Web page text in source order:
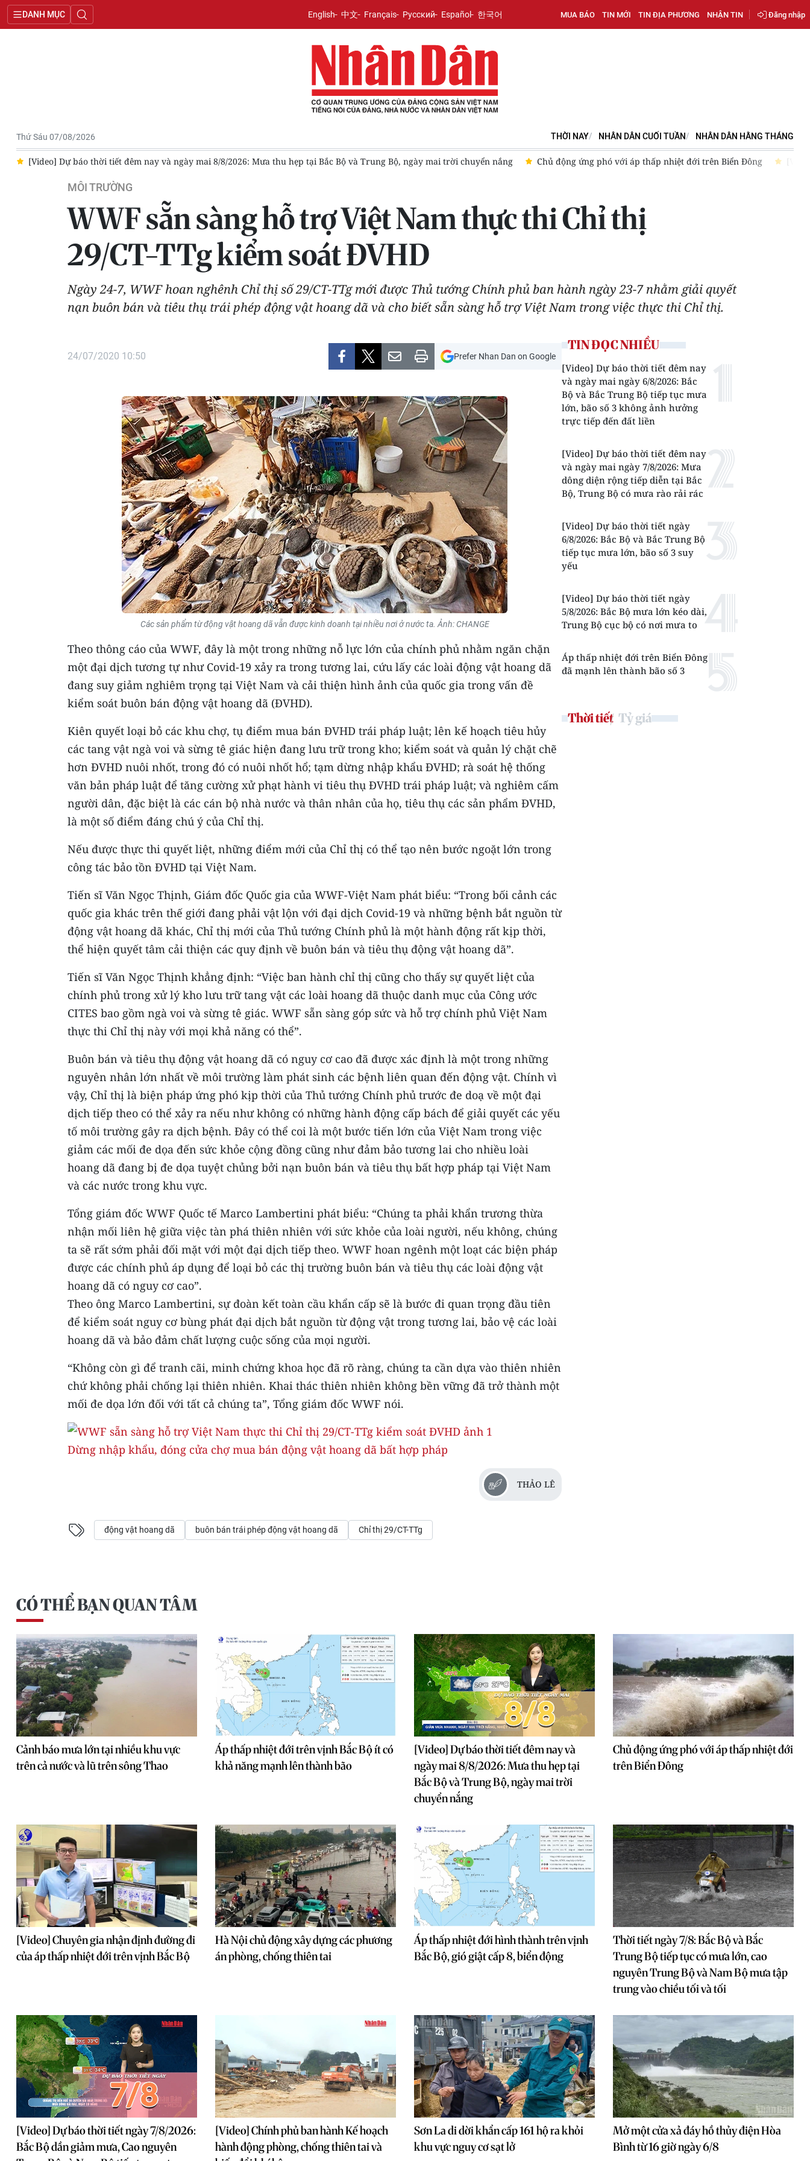
DANH MỤC English 中文 Français Русский Español 한국어 MUA BÁO TIN MỚI TIN ĐỊA PHƯƠNG NHẬN TIN Đăng nhập
Thứ Sáu 07/08/2026 THỜI NAY NHÂN DÂN CUỐI TUẦN NHÂN DÂN HẰNG THÁNG
Bộ, ngày mai trời chuyển nắng Chủ động ứng phó với áp thấp nhiệt đới trên Biển Đông [Video] Chuyên gia nhận định đường đi của áp thấp nhiệt đới trên vịnh Bắc Bộ Cảnh báo
MÔI TRƯỜNG
WWF sẵn sàng hỗ trợ Việt Nam thực thi Chỉ thị
29/CT-TTg kiểm soát ĐVHD
Ngày 24-7, WWF hoan nghênh Chỉ thị số 29/CT-TTg mới được Thủ tướng Chính phủ ban hành ngày 23-7 nhằm giải quyết
nạn buôn bán và tiêu thụ trái phép động vật hoang dã và cho biết sẵn sàng hỗ trợ Việt Nam trong việc thực thi Chỉ thị.
24/07/2020 10:50 Prefer Nhan Dan on Google
Các sản phẩm từ động vật hoang dã vẫn được kinh doanh tại nhiều nơi ở nước ta. Ảnh: CHANGE
Theo thông cáo của WWF, đây là một trong những nỗ lực lớn của chính phủ nhằm ngăn chặn
một đại dịch tương tự như Covid-19 xảy ra trong tương lai, cứu lấy các loài động vật hoang dã
đang suy giảm nghiêm trọng tại Việt Nam và cải thiện hình ảnh của quốc gia trong vấn đề
kiểm soát buôn bán động vật hoang dã (ĐVHD).
Kiên quyết loại bỏ các khu chợ, tụ điểm mua bán ĐVHD trái pháp luật; lên kế hoạch tiêu hủy
các tang vật ngà voi và sừng tê giác hiện đang lưu trữ trong kho; kiểm soát và quản lý chặt chẽ
hơn ĐVHD nuôi nhốt, trong đó có nuôi nhốt hổ; tạm dừng nhập khẩu ĐVHD; rà soát hệ thống
văn bản pháp luật để tăng cường xử phạt hành vi tiêu thụ ĐVHD trái pháp luật; và nghiêm cấm
người dân, đặc biệt là các cán bộ nhà nước và thân nhân của họ, tiêu thụ các sản phẩm ĐVHD,
là một số điểm đáng chú ý của Chỉ thị.
Nếu được thực thi quyết liệt, những điểm mới của Chỉ thị có thể tạo nên bước ngoặt lớn trong
công tác bảo tồn ĐVHD tại Việt Nam.
Tiến sĩ Văn Ngọc Thịnh, Giám đốc Quốc gia của WWF-Việt Nam phát biểu: “Trong bối cảnh các
quốc gia khác trên thế giới đang phải vật lộn với đại dịch Covid-19 và những bệnh bắt nguồn từ
động vật hoang dã khác, Chỉ thị mới của Thủ tướng Chính phủ là một hành động rất kịp thời,
thể hiện quyết tâm cải thiện các quy định về buôn bán và tiêu thụ động vật hoang dã”.
Tiến sĩ Văn Ngọc Thịnh khẳng định: “Việc ban hành chỉ thị cũng cho thấy sự quyết liệt của
chính phủ trong xử lý kho lưu trữ tang vật các loài hoang dã thuộc danh mục của Công ước
CITES bao gồm ngà voi và sừng tê giác. WWF sẵn sàng góp sức và hỗ trợ chính phủ Việt Nam
thực thi Chỉ thị này với mọi khả năng có thể”.
Buôn bán và tiêu thụ động vật hoang dã có nguy cơ cao đã được xác định là một trong những
nguyên nhân lớn nhất về môi trường làm phát sinh các bệnh liên quan đến động vật. Chính vì
vậy, Chỉ thị là biện pháp ứng phó kịp thời của Thủ tướng Chính phủ trước đe doạ về một đại
dịch tiếp theo có thể xảy ra nếu như không có những hành động cấp bách để giải quyết các yếu
tố môi trường gây ra dịch bệnh. Đây có thể coi là một bước tiến lớn của Việt Nam trong việc
giảm các mối đe dọa đến sức khỏe cộng đồng cũng như đảm bảo tương lai cho nhiều loài
hoang dã đang bị đe dọa tuyệt chủng bởi nạn buôn bán và tiêu thụ bất hợp pháp tại Việt Nam
và các nước trong khu vực.
Tổng giám đốc WWF Quốc tế Marco Lambertini phát biểu: “Chúng ta phải khẩn trương thừa
nhận mối liên hệ giữa việc tàn phá thiên nhiên với sức khỏe của loài người, nếu không, chúng
ta sẽ rất sớm phải đối mặt với một đại dịch tiếp theo. WWF hoan ngênh một loạt các biện pháp
được các chính phủ áp dụng để loại bỏ các thị trường buôn bán và tiêu thụ các loài động vật
hoang dã có nguy cơ cao”.
Theo ông Marco Lambertini, sự đoàn kết toàn cầu khẩn cấp sẽ là bước đi quan trọng đầu tiên
để kiểm soát nguy cơ bùng phát đại dịch bắt nguồn từ động vật trong tương lai, bảo vệ các loài
hoang dã và bảo đảm chất lượng cuộc sống của mọi người.
“Không còn gì để tranh cãi, minh chứng khoa học đã rõ ràng, chúng ta cần dựa vào thiên nhiên
chứ không phải chống lại thiên nhiên. Khai thác thiên nhiên không bền vững đã trở thành một
mối đe dọa lớn đối với tất cả chúng ta”, Tổng giám đốc WWF nói.
Dừng nhập khẩu, đóng cửa chợ mua bán động vật hoang dã bất hợp pháp
THẢO LÊ
động vật hoang dã buôn bán trái phép động vật hoang dã Chỉ thị 29/CT-TTg
TIN ĐỌC NHIỀU
[Video] Dự báo thời tiết đêm nay
và ngày mai ngày 6/8/2026: Bắc
Bộ và Bắc Trung Bộ tiếp tục mưa
lớn, bão số 3 không ảnh hưởng
trực tiếp đến đất liền
[Video] Dự báo thời tiết đêm nay
và ngày mai ngày 7/8/2026: Mưa
dông diện rộng tiếp diễn tại Bắc
Bộ, Trung Bộ có mưa rào rải rác
[Video] Dự báo thời tiết ngày
6/8/2026: Bắc Bộ và Bắc Trung Bộ
tiếp tục mưa lớn, bão số 3 suy
yếu
[Video] Dự báo thời tiết ngày
5/8/2026: Bắc Bộ mưa lớn kéo dài,
Trung Bộ cục bộ có nơi mưa to
Áp thấp nhiệt đới trên Biển Đông
đã mạnh lên thành bão số 3
Thời tiết Tỷ giá
CÓ THỂ BẠN QUAN TÂM
Cảnh báo mưa lớn tại nhiều khu vực
trên cả nước và lũ trên sông Thao
Áp thấp nhiệt đới trên vịnh Bắc Bộ ít có
khả năng mạnh lên thành bão
[Video] Dự báo thời tiết đêm nay và
ngày mai 8/8/2026: Mưa thu hẹp tại
Bắc Bộ và Trung Bộ, ngày mai trời
chuyển nắng
Chủ động ứng phó với áp thấp nhiệt đới
trên Biển Đông
[Video] Chuyên gia nhận định đường đi
của áp thấp nhiệt đới trên vịnh Bắc Bộ
Hà Nội chủ động xây dựng các phương
án phòng, chống thiên tai
Áp thấp nhiệt đới hình thành trên vịnh
Bắc Bộ, gió giật cấp 8, biển động
Thời tiết ngày 7/8: Bắc Bộ và Bắc
Trung Bộ tiếp tục có mưa lớn, cao
nguyên Trung Bộ và Nam Bộ mưa tập
trung vào chiều tối và tối
[Video] Dự báo thời tiết ngày 7/8/2026:
Bắc Bộ dần giảm mưa, Cao nguyên
[Video] Chính phủ ban hành Kế hoạch
hành động phòng, chống thiên tai và
Sơn La di dời khẩn cấp 161 hộ ra khỏi
khu vực nguy cơ sạt lở
Mở một cửa xả đáy hồ thủy điện Hòa
Bình từ 16 giờ ngày 6/8